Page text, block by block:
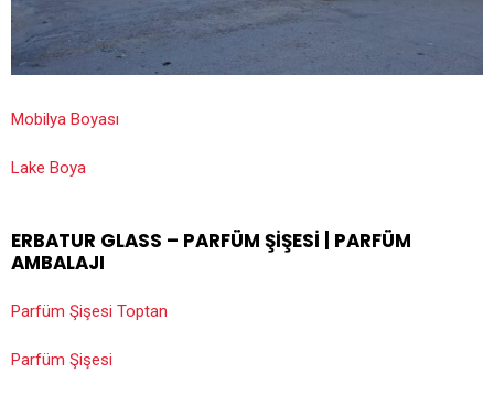
Mobilya Boyası
Lake Boya
ERBATUR GLASS – PARFÜM ŞIŞESI | PARFÜM
AMBALAJI
Parfüm Şişesi Toptan
Parfüm Şişesi